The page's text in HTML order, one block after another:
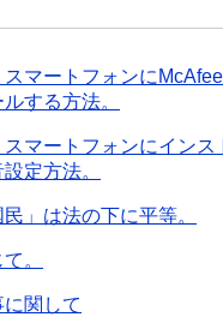
スマートフォンに
する方法。
スマートフォンにイン
定方法。
民」は法の下に平等。
。
関して